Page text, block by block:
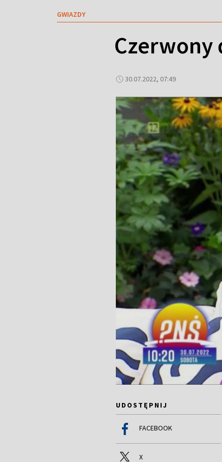
GWIAZDY
Czerwony
30.07.2022, 07:49
UDOSTĘPNIJ
FACEBOOK
X